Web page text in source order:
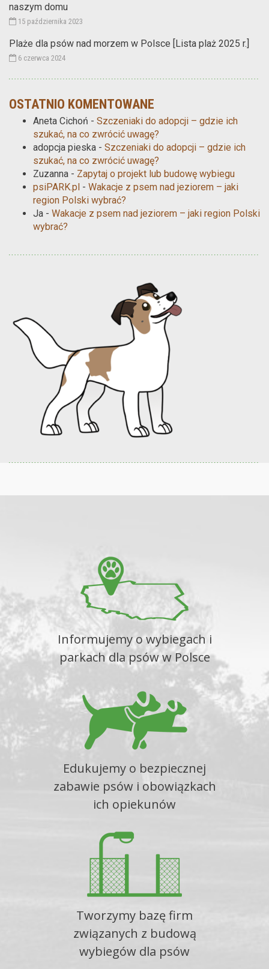
naszym domu
15 października 2023
Plaże dla psów nad morzem w Polsce [Lista plaż 2025 r.]
6 czerwca 2024
OSTATNIO KOMENTOWANE
Aneta Cichoń - Szczeniaki do adopcji – gdzie ich
szukać, na co zwrócić uwagę?
adopcja pieska - Szczeniaki do adopcji – gdzie ich
szukać, na co zwrócić uwagę?
Zuzanna - Zapytaj o projekt lub budowę wybiegu
psiPARK.pl - Wakacje z psem nad jeziorem – jaki
region Polski wybrać?
Ja - Wakacje z psem nad jeziorem – jaki region Polski
wybrać?
Informujemy o wybiegach i
parkach dla psów w Polsce
Edukujemy o bezpiecznej
zabawie psów i obowiązkach
ich opiekunów
Tworzymy bazę firm
związanych z budową
wybiegów dla psów